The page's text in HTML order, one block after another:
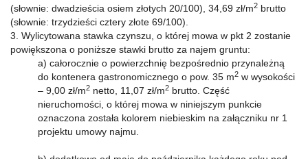
(słownie: dwadzieścia osiem złotych 20/100), 34,69 zł/m2 brutto
(słownie: trzydzieści cztery złote 69/100).
3. Wylicytowana stawka czynszu, o której mowa w pkt 2 zostanie
powiększona o poniższe stawki brutto za najem gruntu:
a) całorocznie o powierzchnię bezpośrednio przynależną
do kontenera gastronomicznego o pow. 35 m2 w wysokości
– 9,00 zł/m2 netto, 11,07 zł/m2 brutto. Część
nieruchomości, o której mowa w niniejszym punkcie
oznaczona została kolorem niebieskim na załączniku nr 1
projektu umowy najmu.